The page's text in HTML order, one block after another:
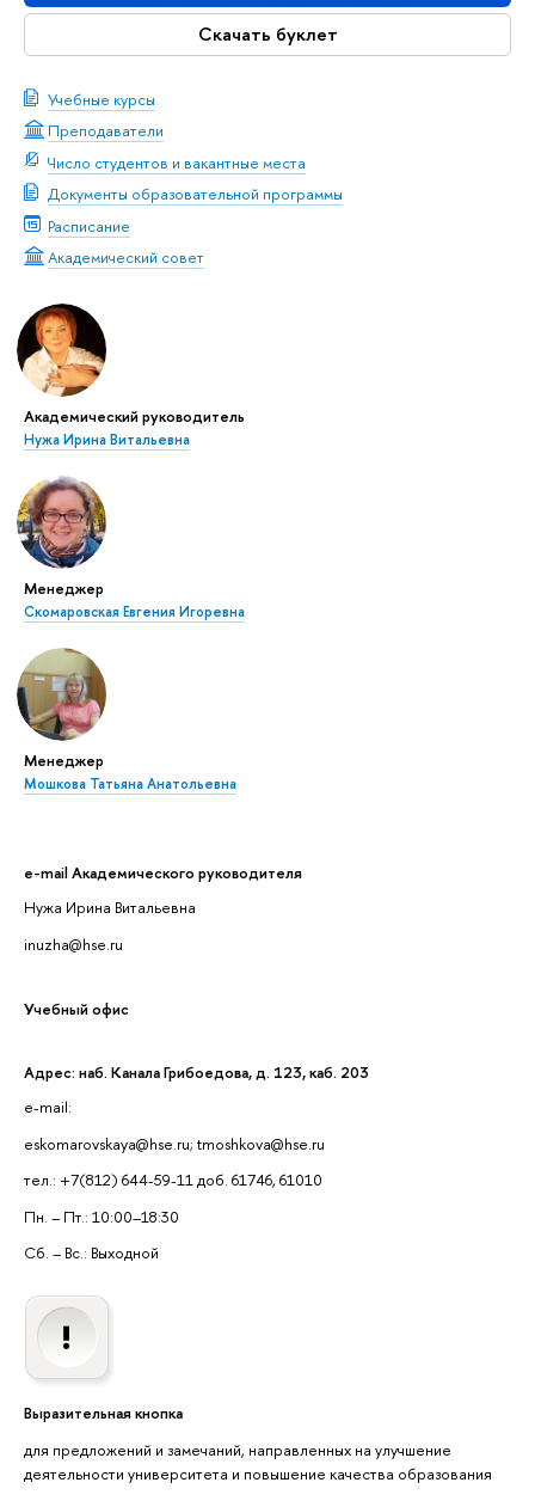
Скачать буклет
Учебные курсы
Преподаватели
Число студентов и вакантные места
Документы образовательной программы
Расписание
Академический совет
Академический руководитель
Нужа Ирина Витальевна
Менеджер
Скомаровская Евгения Игоревна
Менеджер
Мошкова Татьяна Анатольевна
e-mail Академического руководителя
Нужа Ирина Витальевна
inuzha@hse.ru
Учебный офис
Адрес: наб. Канала Грибоедова, д. 123, каб. 203
e-mail:
eskomarovskaya@hse.ru; tmoshkova@hse.ru
тел.: +7(812) 644-59-11 доб. 61746, 61010
Пн. – Пт.: 10:00–18:30
Сб. – Вс.: Выходной
Выразительная кнопка
для предложений и замечаний, направленных на улучшение
деятельности университета и повышение качества образования